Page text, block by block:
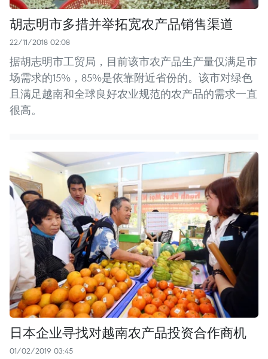
胡志明市多措并举拓宽农产品销售渠道
22/11/2018 02:08
据胡志明市工贸局，目前该市农产品生产量仅满足市
场需求的15%，85%是依靠附近省份的。该市对绿色
且满足越南和全球良好农业规范的农产品的需求一直
很高。
日本企业寻找对越南农产品投资合作商机
01/02/2019 03:45